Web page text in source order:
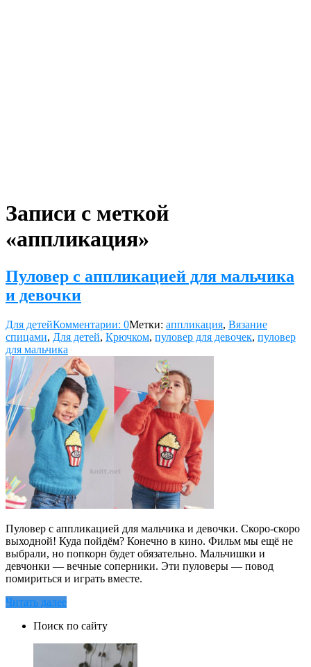
Записи с меткой
«аппликация»
Пуловер с аппликацией для мальчика
и девочки
Для детейКомментарии: 0Метки: аппликация, Вязание
спицами, Для детей, Крючком, пуловер для девочек, пуловер
для мальчика
Пуловер с аппликацией для мальчика и девочки. Скоро-скоро
выходной! Куда пойдём? Конечно в кино. Фильм мы ещё не
выбрали, но попкорн будет обязательно. Мальчишки и
девчонки — вечные соперники. Эти пуловеры — повод
помириться и играть вместе.
Читать далее
Поиск по сайту